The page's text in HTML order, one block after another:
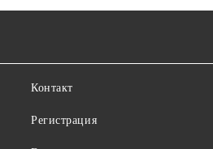
Контакт
Регистрация